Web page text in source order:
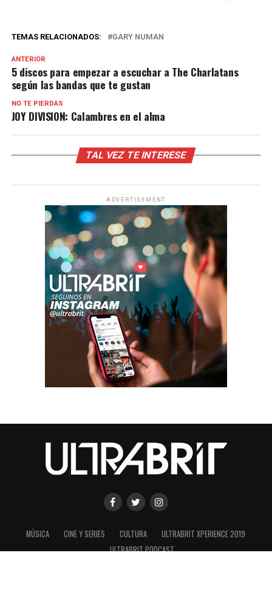
TEMAS RELACIONADOS: GARY NUMAN
ANTERIOR
5 discos para empezar a escuchar a The Charlatans
según las bandas que te gustan
NO TE PIERDAS
JOY DIVISION: Calambres en el alma
TAL VEZ TE INTERESE
ADVERTISEMENT
MÚSICA CINE Y SERIES CULTURA
ULTRABRIT XPERIENCE 2019
ULTRABRIT PODCAST